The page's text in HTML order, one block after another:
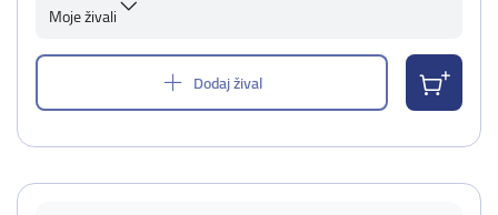
Moje živali
Dodaj žival